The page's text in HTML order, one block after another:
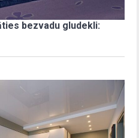
bezvadu gludekli: